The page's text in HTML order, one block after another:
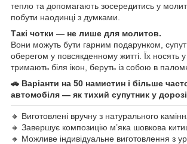
тепло та допомагають зосередитись у
побути наодинці з думками.
Такі чотки — не лише для молитов.
Вони можуть бути гарним подарунком,
оберегом у повсякденному житті. Їх носять у
тримають біля ікон, беруть із собою в
🚗 Варіанти на 50 намистин і більше
автомобіля — як тихий супутник у
🔸 Виготовлені вручну з натурального
🔸 Завершує композицію м’яка шовкова
🔸 Можливе індивідуальне виготовлення з